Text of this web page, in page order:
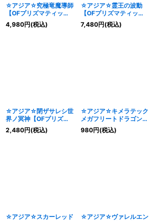
☆アジア☆究極竜魔導師
【OFプリズマティック
シークレット】{アジア
LOSP-JP011}《融合》
4,980円(税込)
☆アジア☆霊王の波動
【OFプリズマティック
シークレット】{アジア
LOSP-JP020}《罠》
7,480円(税込)
☆アジア☆閉ザサレシ世
界ノ冥神【OFプリズマ
ティックシークレット】
{アジアLOSP-JP018}
2,480円(税込)
☆アジア☆キメラテック
メガフリートドラゴン
【OFプリズマティック
シークレット】{アジア
980円(税込)
☆アジア☆スカーレッド
☆アジア☆ヴァレルエン